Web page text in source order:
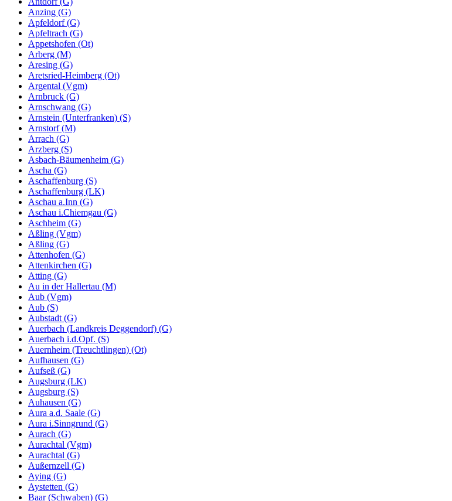
Anzing (G)
Apfeldorf (G)
Apfeltrach (G)
Appetshofen (Ot)
Arberg (M)
Aresing (G)
Aretsried-Heimberg (Ot)
Argental (Vgm)
Arnbruck (G)
Arnschwang (G)
Arnstein (Unterfranken) (S)
Arnstorf (M)
Arrach (G)
Arzberg (S)
Asbach-Bäumenheim (G)
Ascha (G)
Aschaffenburg (S)
Aschaffenburg (LK)
Aschau a.Inn (G)
Aschau i.Chiemgau (G)
Aschheim (G)
Aßling (Vgm)
Aßling (G)
Attenhofen (G)
Attenkirchen (G)
Atting (G)
Au in der Hallertau (M)
Aub (Vgm)
Aub (S)
Aubstadt (G)
Auerbach (Landkreis Deggendorf) (G)
Auerbach i.d.Opf. (S)
Auernheim (Treuchtlingen) (Ot)
Aufhausen (G)
Aufseß (G)
Augsburg (LK)
Augsburg (S)
Auhausen (G)
Aura a.d. Saale (G)
Aura i.Sinngrund (G)
Aurach (G)
Aurachtal (Vgm)
Aurachtal (G)
Außernzell (G)
Aying (G)
Aystetten (G)
Baar (Schwaben) (G)